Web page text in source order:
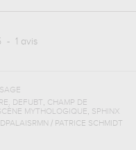
- 1 avis
DEFUBT, CHAMP DE
MYTHOLOGIQUE, SPHINX
/ PATRICE SCHMIDT